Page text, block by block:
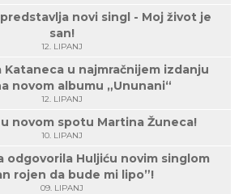
novi singl - Moj život je
san!
12. LIPANJ
Kataneca u najmračnijem izdanju
novom albumu „Ununani“
12. LIPANJ
u novom spotu Martina Žuneca!
10. LIPANJ
odgovorila Huljiću novim singlom
rojen da bude mi lipo”!
09. LIPANJ